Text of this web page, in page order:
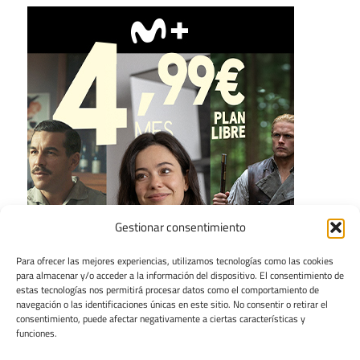
Gestionar consentimiento
Para ofrecer las mejores experiencias, utilizamos tecnologías como las cookies
para almacenar y/o acceder a la información del dispositivo. El consentimiento de
estas tecnologías nos permitirá procesar datos como el comportamiento de
navegación o las identificaciones únicas en este sitio. No consentir o retirar el
consentimiento, puede afectar negativamente a ciertas características y
funciones.